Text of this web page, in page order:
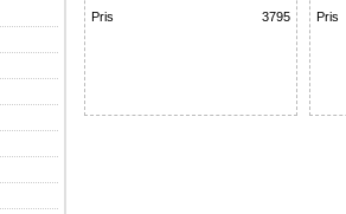
Pris 3795 Pris